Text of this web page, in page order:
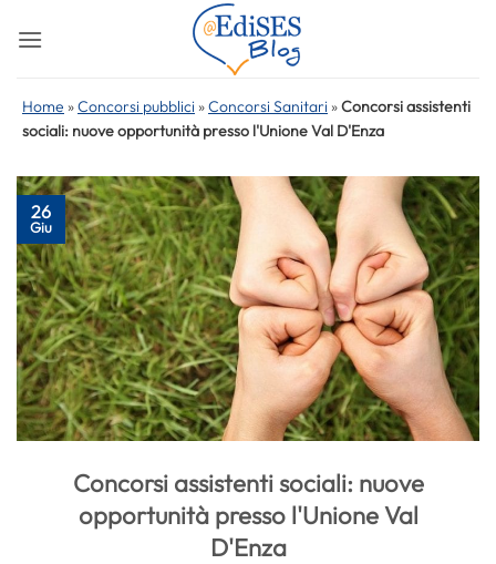
Home »Concorsi pubblici »Concorsi Sanitari »Concorsi assistenti
sociali: nuove opportunità presso l'Unione Val D'Enza
26
Giu
Concorsi assistenti sociali: nuove
opportunità presso l'Unione Val
D'Enza